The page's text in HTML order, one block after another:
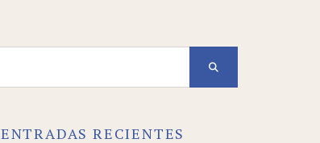
ENTRADAS RECIENTES